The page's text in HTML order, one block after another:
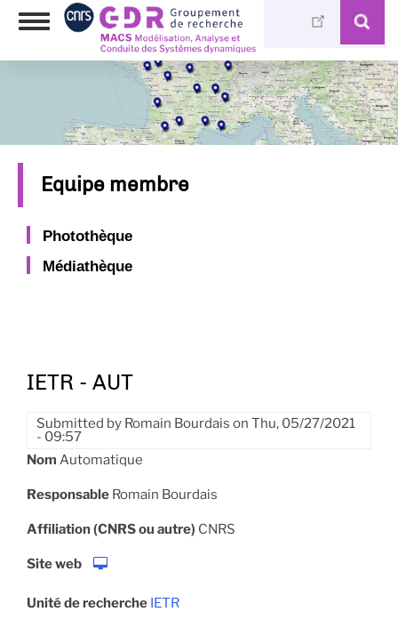
Skip
Toggle
Equipe membre
Photothèque
Médiathèque
IETR - AUT
Submitted by Romain Bourdais on Thu, 05/27/2021
- 09:57
Nom Automatique
Responsable Romain Bourdais
Affiliation (CNRS ou autre) CNRS
Site web
Unité de recherche IETR